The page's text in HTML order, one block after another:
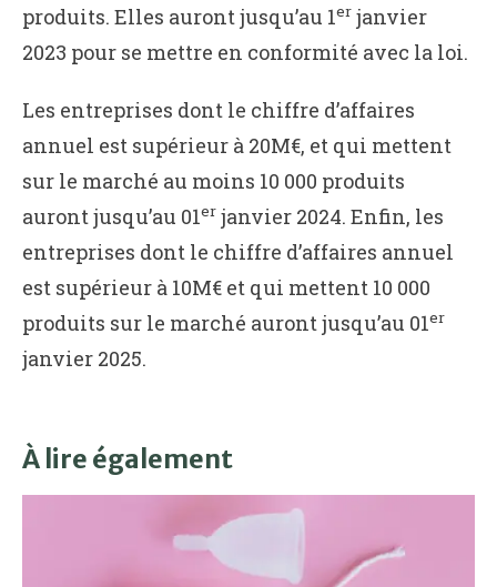
produits. Elles auront jusqu’au 1er janvier
2023 pour se mettre en conformité avec la loi.
Les entreprises dont le chiffre d’affaires
annuel est supérieur à 20M€, et qui mettent
sur le marché au moins 10 000 produits
auront jusqu’au 01er janvier 2024. Enfin, les
entreprises dont le chiffre d’affaires annuel
est supérieur à 10M€ et qui mettent 10 000
produits sur le marché auront jusqu’au 01er
janvier 2025.
À lire également